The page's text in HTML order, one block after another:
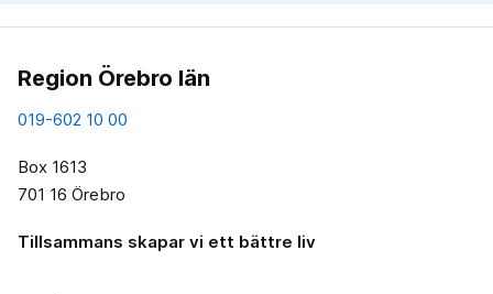
Region Örebro län
019-602 10 00
Box 1613
701 16 Örebro
Tillsammans skapar vi ett bättre liv